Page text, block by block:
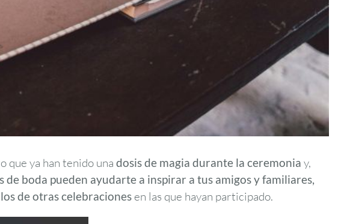
que ya han tenido una dosis de magia durante la ceremonia y,
de boda pueden ayudarte a inspirar a tus amigos y familiares,
de otras celebraciones en las que hayan participado.